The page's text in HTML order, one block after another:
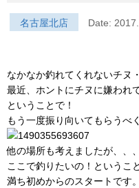
名古屋北店 Date:
なかなか釣れてくれないチヌ
最近、ホントにチヌに嫌われ
ということで！
もう一度振り向いてもらうべ
他の場所も考えましたが、、、
ここで釣りたいの！というこ
満ち初めからのスタートです。